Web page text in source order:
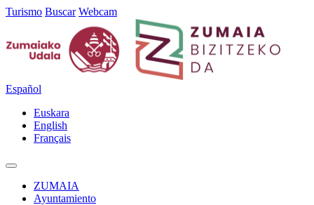
Turismo Buscar Webcam
Español
Euskara
English
Français
ZUMAIA
Ayuntamiento